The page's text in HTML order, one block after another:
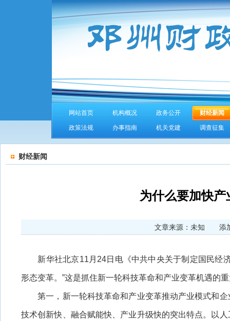
网站首页 机构概况 政务公开 财经新闻
政策法规 办事指南 机关党建 调查征集
财经新闻
为什么要加快
文章来源：未知 添
新华社北京11月24日电《中共中央关于制定国民经济
形态变革。”这是抓住新一轮科技革命和产业变革机遇的
第一，新一轮科技革命和产业变革推动产业模式和企
技术创新快、融合赋能快、产业升级快的突出特点。以